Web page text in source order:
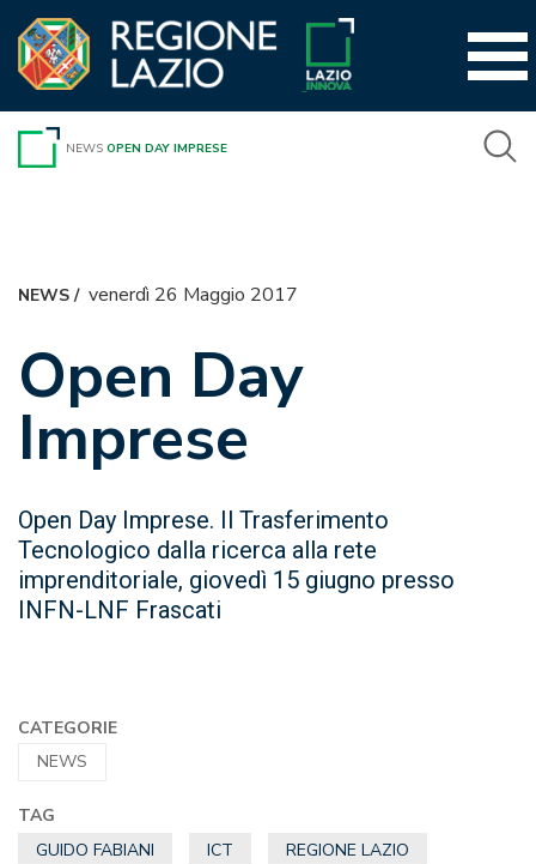
contenuto
NEWS OPEN DAY IMPRESE
NEWS/ venerdì 26 Maggio 2017
Open Day
Imprese
Open Day Imprese. Il Trasferimento
Tecnologico dalla ricerca alla rete
imprenditoriale, giovedì 15 giugno presso
INFN-LNF Frascati
CATEGORIE
NEWS
TAG
GUIDO FABIANI
ICT
REGIONE LAZIO